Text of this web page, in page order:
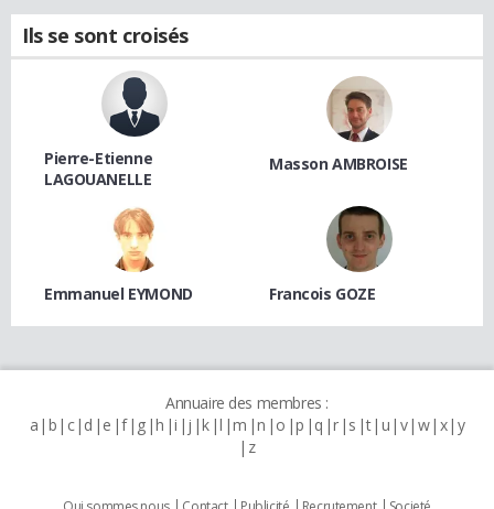
Ils se sont croisés
Pierre-Etienne
LAGOUANELLE
Masson AMBROISE
Emmanuel EYMOND Francois GOZE
Annuaire des membres :
a b c d e f g h i j k l m n o p q r s t u v w x y
z